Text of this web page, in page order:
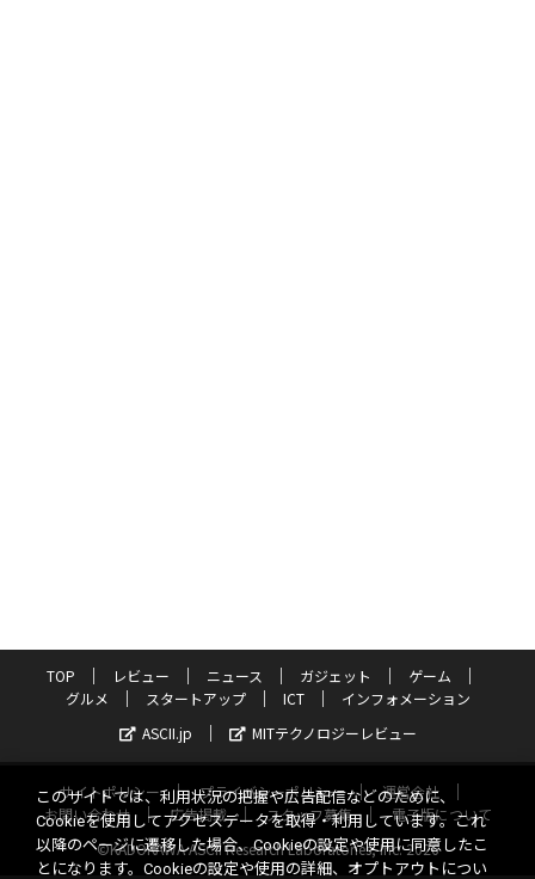
TOP レビュー ニュース ガジェット
ゲーム
グルメ
スタートアップ ICT
インフォメーション
ASCII.jp
MITテクノロジーレビュー
サイトポリシー プライバシーポリシー
運営会社
お問い合わせ
広告掲載 スタッフ募集
電子版について
©KADOKAWA ASCII Research Laboratories, Inc. 2026
このサイトでは、利用状況の把握や広告配信などのために、
Cookieを使用してアクセスデータを取得・利用しています。これ
以降のページに遷移した場合、Cookieの設定や使用に同意したこ
とになります。Cookieの設定や使用の詳細、オプトアウトについ